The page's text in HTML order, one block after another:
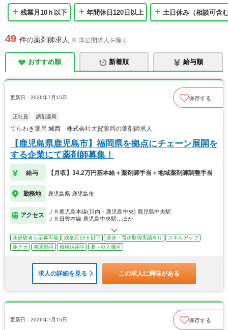
残業月10ｈ以下 年間休日120日以上 土日休み（相談可含
49 件の薬剤師求人 ※ 非公開求人を除く
おすすめ順 新着順 給与順
更新日：2026年7月15日 保存する
正社員 調剤薬局
てらわき薬局 城西 株式会社大賀薬局の薬剤師求人
【鹿児島県鹿児島市】福岡県を拠点にチェーン展開を
する企業にて薬剤師募集！
給与 【月収】34.2万円基本給＋薬剤師手当＋地域薬剤師調整手当
勤務地 鹿児島県 鹿児島市
アクセス
ＪＲ鹿児島本線(川内－鹿児島中央) 鹿児島中央駅
ＪＲ日豊本線 鹿児島中央駅…ほか
未経験者も応募可能 残業月10ｈ以下 産休・育休取得実績有り
スキルアップ
駅チカ
車通勤可 積極採用中 夏～秋入職可
求人の詳細を見る この求人に興味がある
更新日：2026年7月15日 保存する